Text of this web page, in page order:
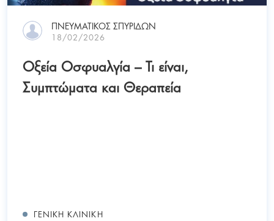
ΠΝΕΥΜΑΤΙΚΟΣ ΣΠΥΡΙΔΩΝ
18/02/2026
Οξεία Οσφυαλγία – Τι είναι,
Συμπτώματα και Θεραπεία
ΓΕΝΙΚΉ ΚΛΙΝΙΚΉ